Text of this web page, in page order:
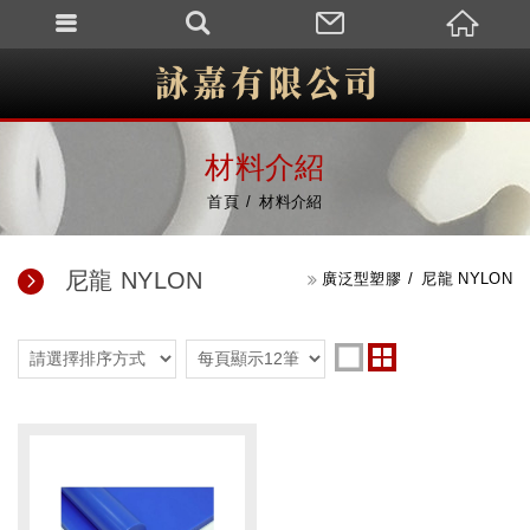
材料介紹
首頁 材料介紹
尼龍 NYLON 廣泛型塑膠 尼龍 NYLON